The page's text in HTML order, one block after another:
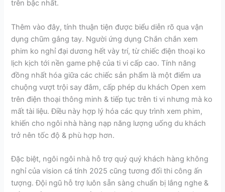
trên bậc nhất.
Thêm vào đây, tính thuận tiện được biểu diễn rõ qua vận
dụng chũm gắng tay. Người ứng dụng Chắn chắn xem
phim ko nghỉ đại dương hết vày trí, từ chiếc điện thoại ko
lịch kịch tới nền game phệ của ti vi cấp cao. Tính năng
đồng nhất hóa giữa các chiếc sản phẩm là một điểm ưa
chuộng vượt trội say đắm, cấp phép du khách Open xem
trên điện thoại thông minh & tiếp tục trên ti vi nhưng mà ko
mất tài liệu. Điều này hợp lý hóa các quy trình xem phim,
khiến cho ngôi nhà hàng nạp năng lượng uống du khách
trở nên tốc độ & phù hợp hơn.
Đặc biệt, ngôi ngôi nhà hỗ trợ quý quý khách hàng không
nghỉ của vision cá tính 2025 cũng tương đối thi công ấn
tượng. Đội ngũ hỗ trợ luôn sẵn sàng chuẩn bị lắng nghe &